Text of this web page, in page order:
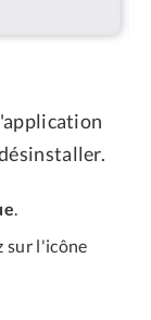
sur l'icône